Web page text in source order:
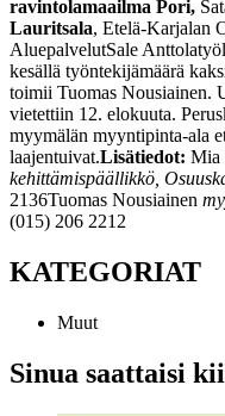
ravintolamaailma Pori,
Lauritsala, Etelä-Karjalan
AluepalvelutSale
kesällä työntekijämäärä
toimii Tuomas Nousiainen.
vietettiin 12. elokuuta.
myymälän myyntipinta-ala
laajentuivat.Lisätiedot: Mia
kehittämispäällikkö,
2136Tuomas Nousiainen
(015) 206 2212
KATEGORIAT
Muut
Sinua saattaisi